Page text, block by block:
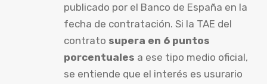
publicado por el Banco de España en la
fecha de contratación. Si la TAE del
contrato supera en 6 puntos
porcentuales a ese tipo medio oficial,
se entiende que el interés es usurario